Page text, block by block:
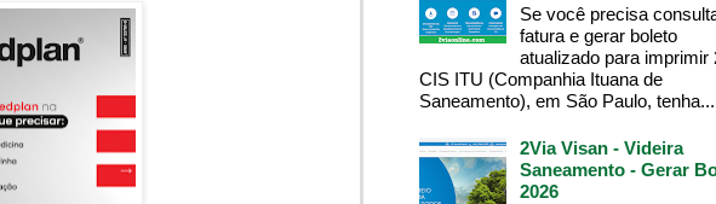
Se você precisa
fatura e gerar boleto
atualizado para imprimir
CIS ITU (Companhia Ituana de
Saneamento), em São Paulo, tenha...
2Via Visan - Videira
Saneamento - Gerar
2026